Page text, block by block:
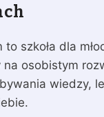
to szkoła dla
na osobistym
wiedzy,